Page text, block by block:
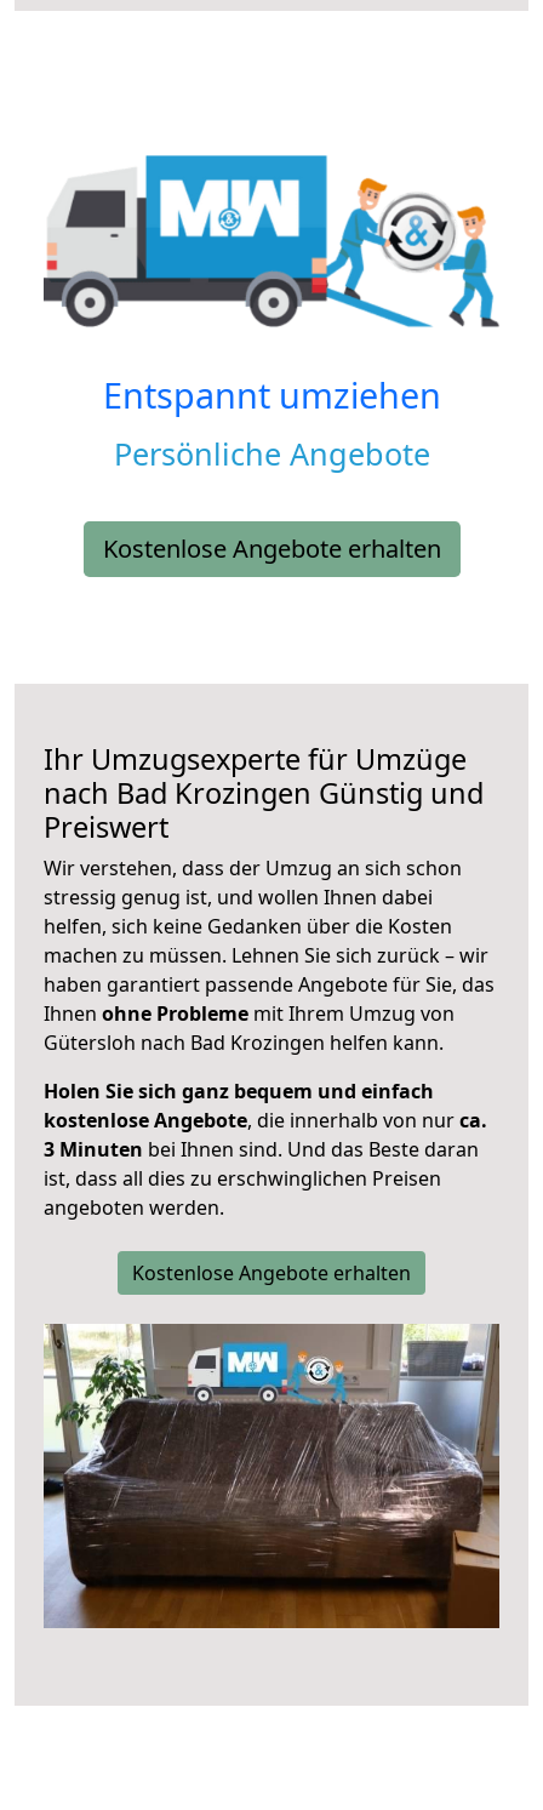
Entspannt umziehen
Persönliche Angebote
Kostenlose Angebote erhalten
Ihr Umzugsexperte für Umzüge
nach Bad Krozingen Günstig und
Preiswert
Wir verstehen, dass der Umzug an sich schon
stressig genug ist, und wollen Ihnen dabei
helfen, sich keine Gedanken über die Kosten
machen zu müssen. Lehnen Sie sich zurück – wir
haben garantiert passende Angebote für Sie, das
Ihnen ohne Probleme mit Ihrem Umzug von
Gütersloh nach Bad Krozingen helfen kann.
Holen Sie sich ganz bequem und einfach
kostenlose Angebote, die innerhalb von nurca.
3 Minuten bei Ihnen sind. Und das Beste daran
ist, dass all dies zu erschwinglichen Preisen
angeboten werden.
Kostenlose Angebote erhalten